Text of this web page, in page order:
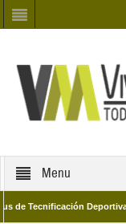
Menu
Deportiva 2026